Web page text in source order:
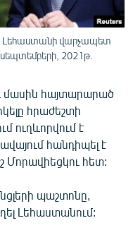
և Լեհաստանի վարչապետ
2021թ.
մասին հայտարարած
հրաժեշտի
ուղևորվում է
հանդիպել է
հետ:
պաշտոնը,
Լեհաստանում: